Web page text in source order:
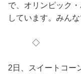
で、オリンピック
しています。みん
◇
2日、スイートコー